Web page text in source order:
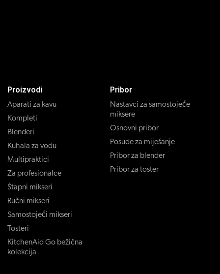
Proizvodi
Aparati za kavu
Kompleti
Blenderi
Kuhala za vodu
Multipraktici
Za profesionalce
Štapni mikseri
Ručni mikseri
Samostojeći mikseri
Tosteri
KitchenAid Go bežična
kolekcija
Pribor
Nastavci za samostojeće
miksere
Osnovni pribor
Posude za miješanje
Pribor za blender
Pribor za toster